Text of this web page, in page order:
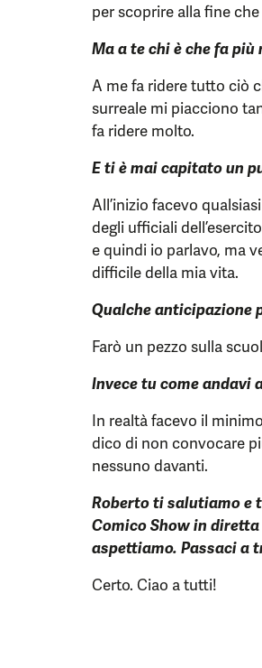
per scoprire alla fine
Ma a te chi è che fa più
A me fa ridere tutto ciò
surreale mi piacciono
fa ridere molto.
E ti è mai capitato un
All’inizio facevo
degli ufficiali
e quindi io parlavo, ma
difficile della mia vita.
Qualche anticipazione
Farò un pezzo sulla
Invece tu come andavi
In realtà facevo il
dico di non convocare
nessuno davanti.
Roberto ti salutiamo e
Comico Show in
aspettiamo. Passaci a
Certo. Ciao a tutti!